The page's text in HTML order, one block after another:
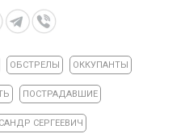
ОБСТРЕЛЫ ОККУПАНТЫ
ПОСТРАДАВШИЕ
СЕРГЕЕВИЧ